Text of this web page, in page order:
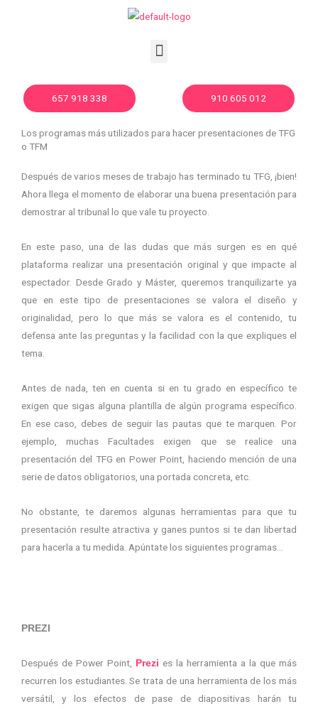
Menu
657 918 338 910 605 012
Los programas más utilizados para hacer presentaciones de TFG
o TFM
Después de varios meses de trabajo has terminado tu TFG, ¡bien!
Ahora llega el momento de elaborar una buena presentación para
demostrar al tribunal lo que vale tu proyecto.
En este paso, una de las dudas que más surgen es en qué
plataforma realizar una presentación original y que impacte al
espectador. Desde Grado y Máster, queremos tranquilizarte ya
que en este tipo de presentaciones se valora el diseño y
originalidad, pero lo que más se valora es el contenido, tu
defensa ante las preguntas y la facilidad con la que expliques el
tema.
Antes de nada, ten en cuenta si en tu grado en específico te
exigen que sigas alguna plantilla de algún programa específico.
En ese caso, debes de seguir las pautas que te marquen. Por
ejemplo, muchas Facultades exigen que se realice una
presentación del TFG en Power Point, haciendo mención de una
serie de datos obligatorios, una portada concreta, etc.
No obstante, te daremos algunas herramientas para que tu
presentación resulte atractiva y ganes puntos si te dan libertad
para hacerla a tu medida. Apúntate los siguientes programas…
PREZI
Después de Power Point, Prezi es la herramienta a la que más
recurren los estudiantes. Se trata de una herramienta de los más
versátil, y los efectos de pase de diapositivas harán tu